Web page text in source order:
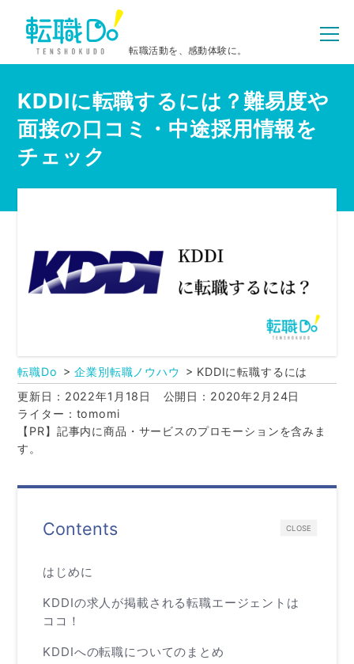
転職活動を、感動体験に。
KDDIに転職するには？難易度や
面接の口コミ・中途採用情報を
チェック
転職Do 企業別転職ノウハウ
KDDIに転職するには
更新日：2022年1月18日
公開日：2020年2月24日
ライター：tomomi
【PR】記事内に商品・サービスのプロモーションを含みま
す。
CLOSE
Contents
はじめに
KDDIの求人が掲載される転職エージェントは
ココ！
KDDIへの転職についてのまとめ